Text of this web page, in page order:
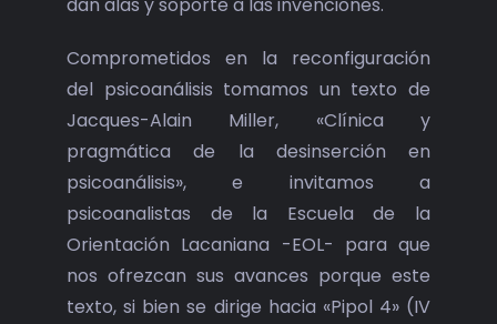
dan alas y soporte a las invenciones.
Comprometidos en la reconfiguración
del psicoanálisis tomamos un texto de
Jacques-Alain Miller, «Clínica y
pragmática de la desinserción en
psicoanálisis», e invitamos a
psicoanalistas de la Escuela de la
Orientación Lacaniana -EOL- para que
nos ofrezcan sus avances porque este
texto, si bien se dirige hacia «Pipol 4» (IV